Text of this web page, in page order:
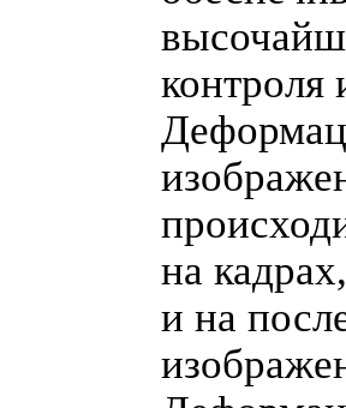
контроля
на
и на